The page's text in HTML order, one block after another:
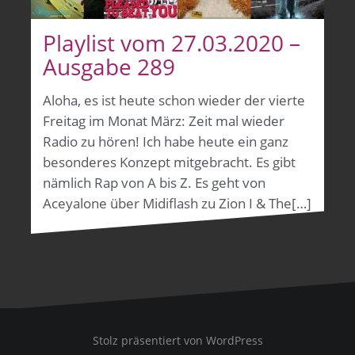
Playlist vom 27.03.2020 –
Ausgabe 289
Aloha, es ist heute schon wieder der vierte
Freitag im Monat März: Zeit mal wieder
Radio zu hören! Ich habe heute ein ganz
besonderes Konzept mitgebracht. Es gibt
nämlich Rap von A bis Z. Es geht von
Aceyalone über Midiflash zu Zion I & The[…]
Stolz präsentiert von WordPress